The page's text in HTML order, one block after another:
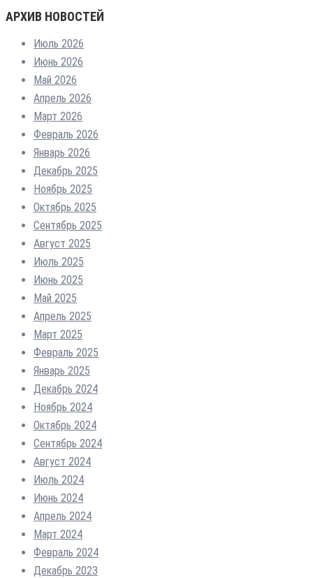
АРХИВ НОВОСТЕЙ
Июль 2026
Июнь 2026
Май 2026
Апрель 2026
Март 2026
Февраль 2026
Январь 2026
Декабрь 2025
Ноябрь 2025
Октябрь 2025
Сентябрь 2025
Август 2025
Июль 2025
Июнь 2025
Май 2025
Апрель 2025
Март 2025
Февраль 2025
Январь 2025
Декабрь 2024
Ноябрь 2024
Октябрь 2024
Сентябрь 2024
Август 2024
Июль 2024
Июнь 2024
Апрель 2024
Март 2024
Февраль 2024
Декабрь 2023